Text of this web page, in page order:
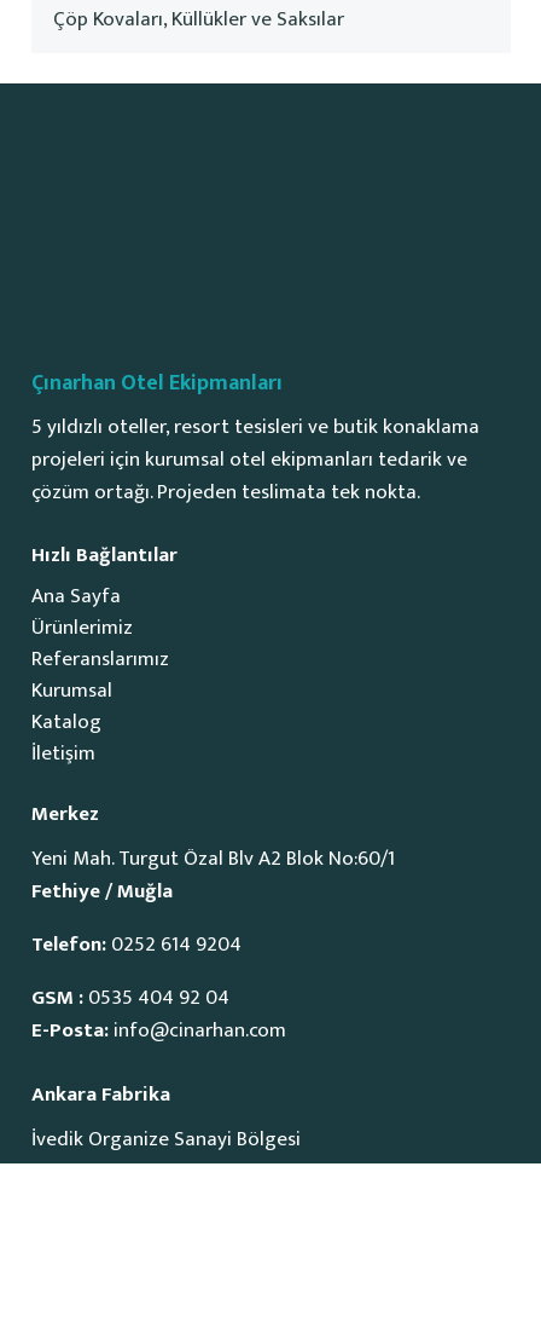
Çöp Kovaları, Küllükler ve Saksılar
Çınarhan Otel Ekipmanları
5 yıldızlı oteller, resort tesisleri ve butik konaklama
projeleri için kurumsal otel ekipmanları tedarik ve
çözüm ortağı. Projeden teslimata tek nokta.
Hızlı Bağlantılar
Ana Sayfa
Ürünlerimiz
Referanslarımız
Kurumsal
Katalog
İletişim
Merkez
Yeni Mah. Turgut Özal Blv A2 Blok No:60/1
Fethiye / Muğla
Telefon:0252 614 9204
GSM :0535 404 92 04
E-Posta:info@cinarhan.com
Ankara Fabrika
İvedik Organize Sanayi Bölgesi
1515 Cadde No:23